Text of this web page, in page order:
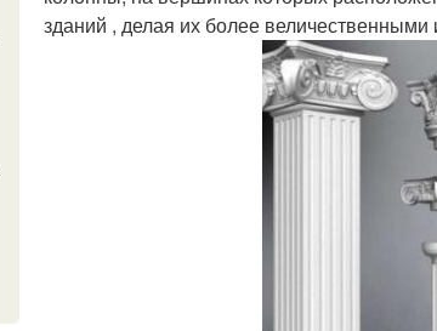
зданий , делая их более величественными